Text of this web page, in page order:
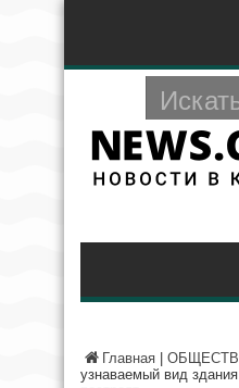
Главная
узнаваемый вид